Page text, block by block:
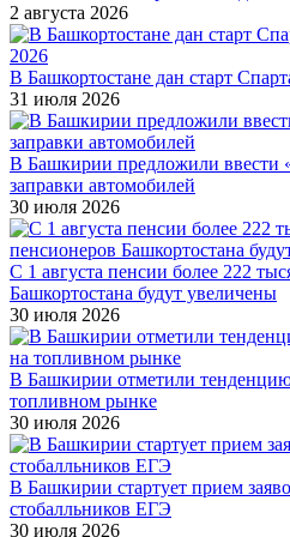
2 августа 2026
В Башкортостане дан старт
31 июля 2026
В Башкирии предложили ввести
заправки автомобилей
30 июля 2026
С 1 августа пенсии более 222
Башкортостана будут увеличены
30 июля 2026
В Башкирии отметили
топливном рынке
30 июля 2026
В Башкирии стартует прием
стобалльников ЕГЭ
30 июля 2026